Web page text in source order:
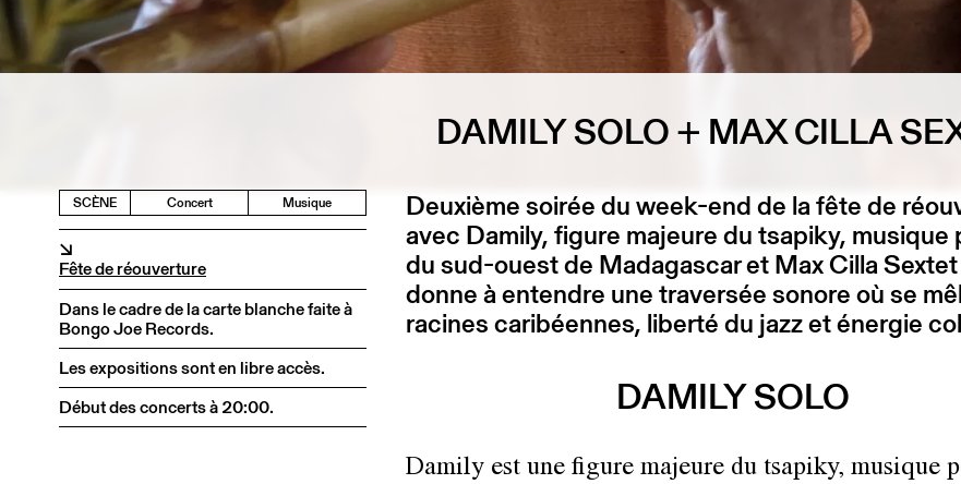
DAMILY SOLO + MAX CILLA
SCÈNE Concert Musique
↘
Fête de réouverture
Dans le cadre de la carte blanche faite à
Bongo Joe Records.
Les expositions sont en libre accès.
Début des concerts à 20:00.
Deuxième soirée du week-end de la fête de
avec Damily, figure majeure du tsapiky, musique
du sud-ouest de Madagascar et Max Cilla
donne à entendre une traversée sonore où se
racines caribéennes, liberté du jazz et énergie
DAMILY SOLO
Damily est une figure majeure du tsapiky, musique